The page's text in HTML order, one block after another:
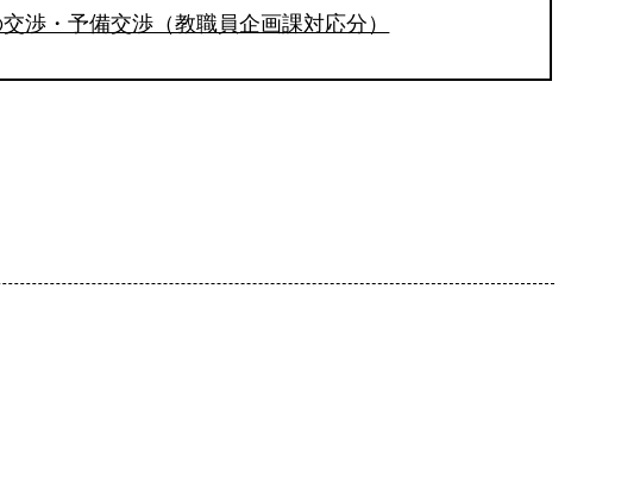
渉・予備交渉（教職員企画課対応分）